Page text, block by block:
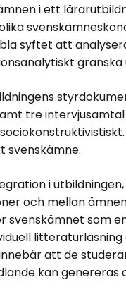
svenskämnen i
från svenskämnet
i ett
syftet att
granska
tre
svenskämne.
i
och mellan
svenskämnet som
att de
kan genereras